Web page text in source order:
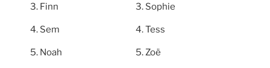
Finn
Sem
Noah
Sophie
Tess
Zoë